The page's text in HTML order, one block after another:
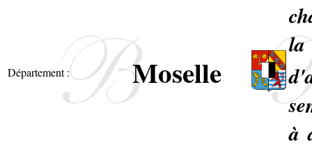
Département : Moselle
la
à